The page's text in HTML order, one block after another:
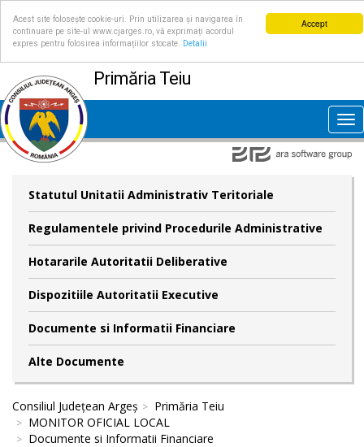
Accept
Acest site folosește cookie-uri. Prin utilizarea și navigarea în
continuare pe site-ul www.cjarges.ro, vă exprimați acordul
expres pentru folosirea informațiilor stocate.
Detalii
Primăria Teiu
Statutul Unitatii Administrativ Teritoriale
Regulamentele privind Procedurile Administrative
Hotararile Autoritatii Deliberative
Dispozitiile Autoritatii Executive
Documente si Informatii Financiare
Alte Documente
Consiliul Județean Argeș
Primăria Teiu
MONITOR OFICIAL LOCAL
Documente si Informatii Financiare